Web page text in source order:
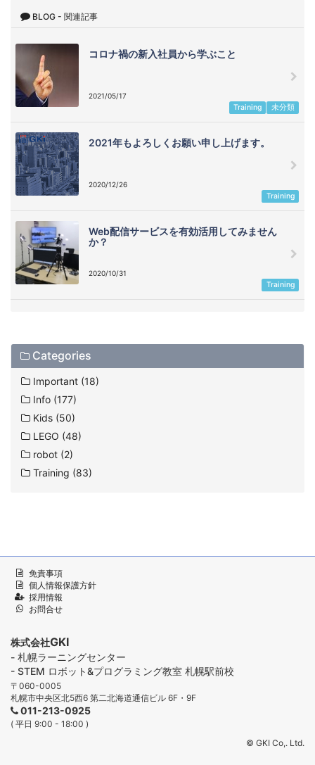
BLOG - 関連記事
コロナ禍の新入社員から学ぶこと
2021/05/17
Training 未分類
2021年もよろしくお願い申し上げます。
2020/12/26
Training
Web配信サービスを有効活用してみません
か？
2020/10/31
Training
Categories
Important (18)
Info (177)
Kids (50)
LEGO (48)
robot (2)
Training (83)
免責事項
個人情報保護方針
採用情報
お問合せ
株式会社GKI
- 札幌ラーニングセンター
- STEM ロボット&プログラミング教室 札幌駅前校
〒060-0005
札幌市中央区北5西6 第二北海道通信ビル 6F・9F
011-213-0925
( 平日 9:00 - 18:00 )
© GKI Co,. Ltd.